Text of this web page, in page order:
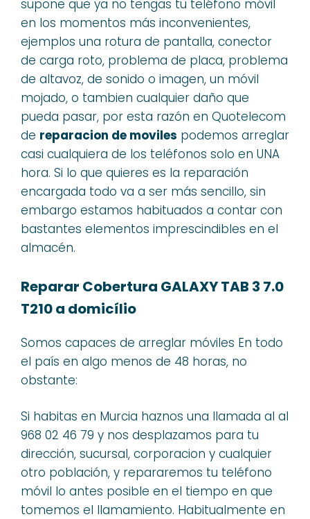
supone que ya no tengas tu teléfono móvil
en los momentos más inconvenientes,
ejemplos una rotura de pantalla, conector
de carga roto, problema de placa, problema
de altavoz, de sonido o imagen, un móvil
mojado, o tambien cualquier daño que
pueda pasar, por esta razón en Quotelecom
de reparacion de moviles podemos arreglar
casi cualquiera de los teléfonos solo en UNA
hora. Si lo que quieres es la reparación
encargada todo va a ser más sencillo, sin
embargo estamos habituados a contar con
bastantes elementos imprescindibles en el
almacén.
Reparar Cobertura GALAXY TAB 3 7.0
T210 a domicílio
Somos capaces de arreglar móviles En todo
el país en algo menos de 48 horas, no
obstante:
Si habitas en Murcia haznos una llamada al al
968 02 46 79 y nos desplazamos para tu
dirección, sucursal, corporacion y cualquier
otro población, y repararemos tu teléfono
móvil lo antes posible en el tiempo en que
tomemos el llamamiento. Habitualmente en